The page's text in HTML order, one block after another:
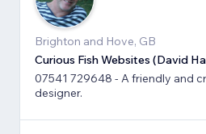
Brighton and Hove, GB
Curious Fish Websites (David
07541 729648 - A friendly and
designer.